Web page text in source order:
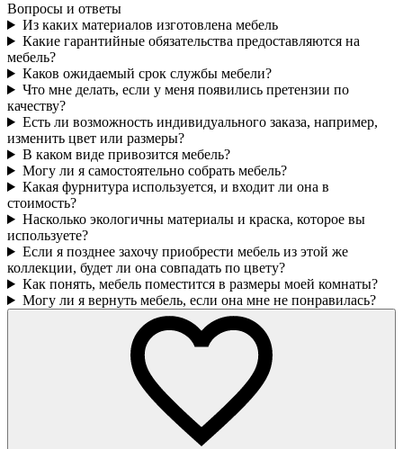
Вопросы и ответы
Из каких материалов изготовлена мебель
Какие гарантийные обязательства предоставляются на
мебель?
Каков ожидаемый срок службы мебели?
Что мне делать, если у меня появились претензии по
качеству?
Есть ли возможность индивидуального заказа, например,
изменить цвет или размеры?
В каком виде привозится мебель?
Могу ли я самостоятельно собрать мебель?
Какая фурнитура используется, и входит ли она в
стоимость?
Насколько экологичны материалы и краска, которое вы
используете?
Если я позднее захочу приобрести мебель из этой же
коллекции, будет ли она совпадать по цвету?
Как понять, мебель поместится в размеры моей комнаты?
Могу ли я вернуть мебель, если она мне не понравилась?